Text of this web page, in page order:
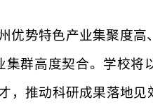
势特色产业集聚度高
群高度契合。学校将
，推动科研成果落地见